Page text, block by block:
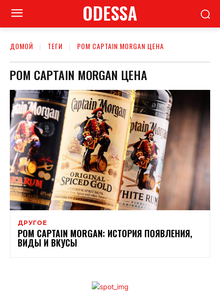
ODESSA
ДОМОЙ ТЕГИ РОМ CAPTAIN MORGAN ЦЕНА
РОМ CAPTAIN MORGAN ЦЕНА
ДРУГОЕ
РОМ CAPTAIN MORGAN: ИСТОРИЯ ПОЯВЛЕНИЯ,
ВИДЫ И ВКУСЫ